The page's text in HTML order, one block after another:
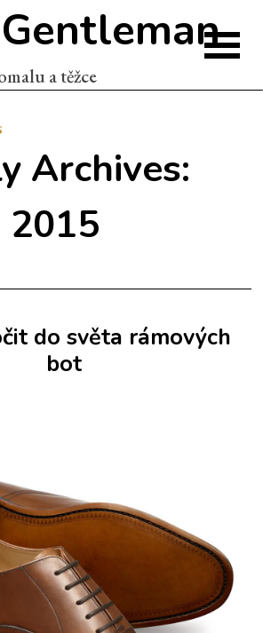
a těžce
Archives:
2015
do světa rámových
bot